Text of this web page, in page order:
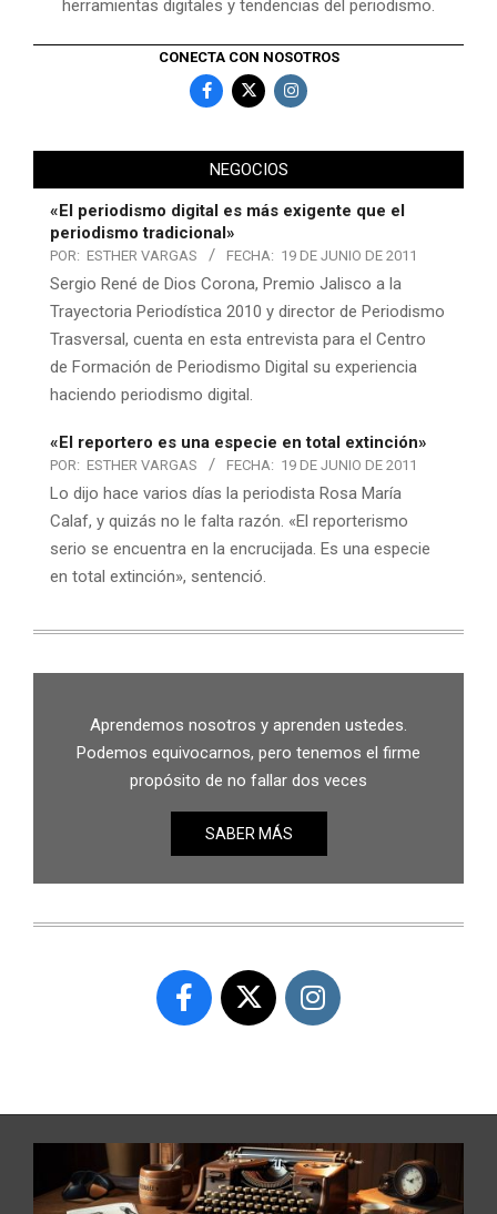
herramientas digitales y tendencias del periodismo.
CONECTA CON NOSOTROS
NEGOCIOS
«El periodismo digital es más exigente que el
periodismo tradicional»
POR: ESTHER VARGAS FECHA: 19 DE JUNIO DE 2011
Sergio René de Dios Corona, Premio Jalisco a la
Trayectoria Periodística 2010 y director de Periodismo
Trasversal, cuenta en esta entrevista para el Centro
de Formación de Periodismo Digital su experiencia
haciendo periodismo digital.
«El reportero es una especie en total extinción»
POR: ESTHER VARGAS FECHA: 19 DE JUNIO DE 2011
Lo dijo hace varios días la periodista Rosa María
Calaf, y quizás no le falta razón. «El reporterismo
serio se encuentra en la encrucijada. Es una especie
en total extinción», sentenció.
Aprendemos nosotros y aprenden ustedes.
Podemos equivocarnos, pero tenemos el firme
propósito de no fallar dos veces
SABER MÁS